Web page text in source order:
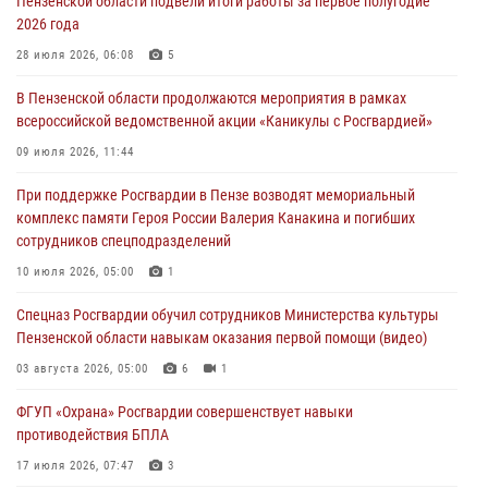
В Пензе при силовой поддержке Росгвардии пресечена
деятельность ОПГ, маскировавшейся под реабилитационный центр
4
В Управлении Росгвардии по Пензенской области подвели итоги
04 августа 2026, 06:08
Росгвардия обеспечила безопасность праздничных мероприятий в
День ВДВ в Пензе
2026 года
28 июля 2026, 06:08 5
В Пензенской области продолжаются мероприятия в рамках
всероссийской ведомственной акции «Каникулы с Росгвардией»
09 июля 2026, 11:44
При поддержке Росгвардии в Пензе возводят мемориальный
комплекс памяти Героя России Валерия Канакина и погибших
сотрудников спецподразделений
10 июля 2026, 05:00 1
Спецназ Росгвардии обучил сотрудников Министерства культуры
Пензенской области навыкам оказания первой помощи (видео)
03 августа 2026, 05:00 6 1
ФГУП «Охрана» Росгвардии совершенствует навыки
противодействия БПЛА
17 июля 2026, 07:47 3